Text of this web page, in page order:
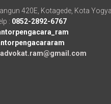
420E, Kotagede, Kota
: 0852-2892-6767